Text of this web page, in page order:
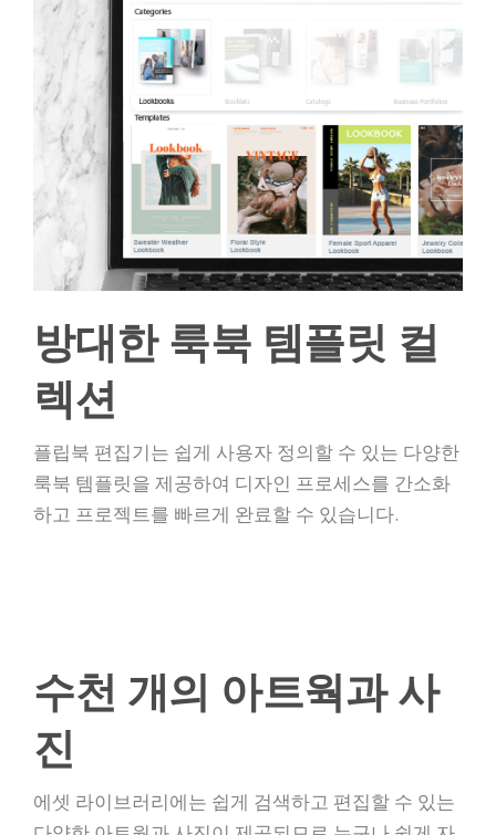
방대한 룩북 템플릿 컬
렉션
플립북 편집기는 쉽게 사용자 정의할 수 있는 다양한
룩북 템플릿을 제공하여 디자인 프로세스를 간소화
하고 프로젝트를 빠르게 완료할 수 있습니다.
수천 개의 아트웍과 사
진
에셋 라이브러리에는 쉽게 검색하고 편집할 수 있는